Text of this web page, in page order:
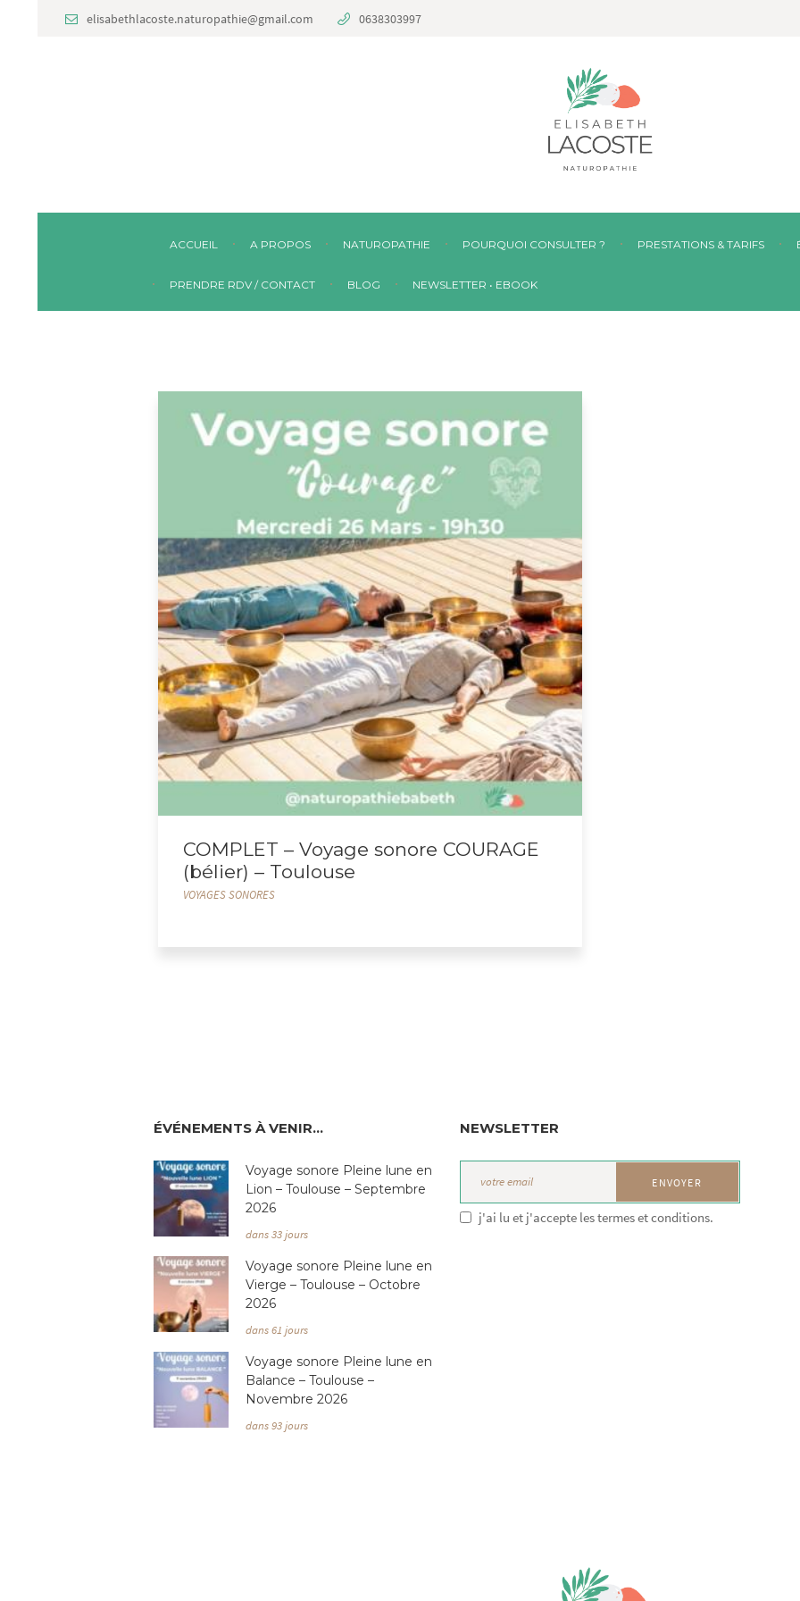
elisabethlacoste.naturopathie@gmail.com 0638303997
ACCUEIL A PROPOS NATUROPATHIE POURQUOI CONSULTER ? PRESTATIONS & TARIFS
PRENDRE RDV / CONTACT BLOG NEWSLETTER • EBOOK
COMPLET – Voyage sonore COURAGE
(bélier) – Toulouse
VOYAGES SONORES
ÉVÉNEMENTS À VENIR…
Voyage sonore Pleine lune en
Lion – Toulouse – Septembre
2026
dans 33 jours
Voyage sonore Pleine lune en
Vierge – Toulouse – Octobre
2026
dans 61 jours
Voyage sonore Pleine lune en
Balance – Toulouse –
Novembre 2026
dans 93 jours
NEWSLETTER
j'ai lu et j'accepte les termes et conditions.